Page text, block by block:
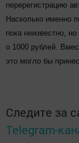
перерегистрацию
Насколько именно
пока неизвестно,
о 1000 рублей.
это могло бы
Следите за
Telegram-